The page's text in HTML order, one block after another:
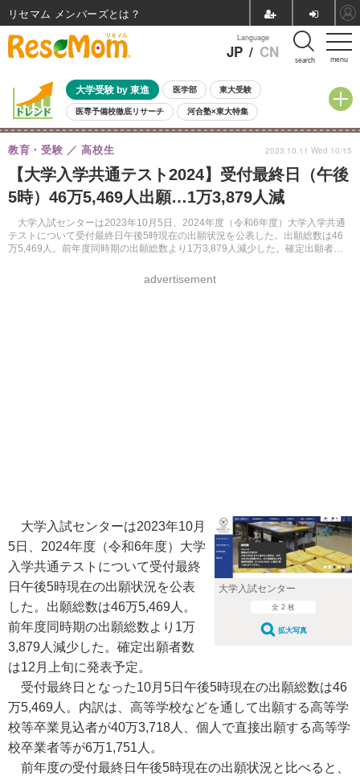
menu
Language
JP / CN search
大学受験 by 東進 医学部 東大受験
医専予備校徹底リサーチ 河合塾×東大特集
親子で考える大学選び 高校受験 中学受験 小学校受験
共通テスト 夏休み
8月開催イベント・WS 全国公立高校 過去問 人気記事
自由研究教材（小学生向け） 自由研究教材（中学生向け） ランキング
【大学入学共通テスト2024】受付最終日（午後
5時）46万5,469人出願…1万3,879人減
大学入試センターは2023年10月5日、2024年度（令和6年度）大学入学共通
テストについて受付最終日午後5時現在の出願状況を公表した。出願総数は46
万5,469人。前年度同時期の出願総数より1万3,879人減少した。確定出願者数
教育・受験 高校生
advertisement
2023.10.11 Wed 10:15
大学入試センター
全 2 枚
拡大写真
大学入試センターは2023年10月
5日、2024年度（令和6年度）大学
入学共通テストについて受付最終
日午後5時現在の出願状況を公表
した。出願総数は46万5,469人。
前年度同時期の出願総数より1万
3,879人減少した。確定出願者数
は12月上旬に発表予定。
受付最終日となった10月5日午後5時現在の出願総数は46
万5,469人。内訳は、高等学校などを通して出願する高等学
校等卒業見込者が40万3,718人、個人で直接出願する高等学
校卒業者等が6万1,751人。
前年度の受付最終日午後5時現在の出願状況と比べると、
リセマム メンバーズ